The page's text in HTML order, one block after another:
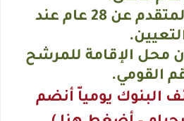
- ألا يزيد سن المتقدم عن 28 عام عند
محل الإقامة للمرشح
القومي.
البنوك يومياّ أنضم